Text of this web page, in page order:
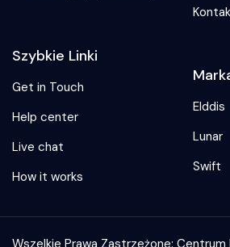
Szybkie Linki
Get in Touch
Help center
Live chat
How it works
Elddis
Lunar
Swift
Wszelkie Prawa Zastrzeżone: Centrum